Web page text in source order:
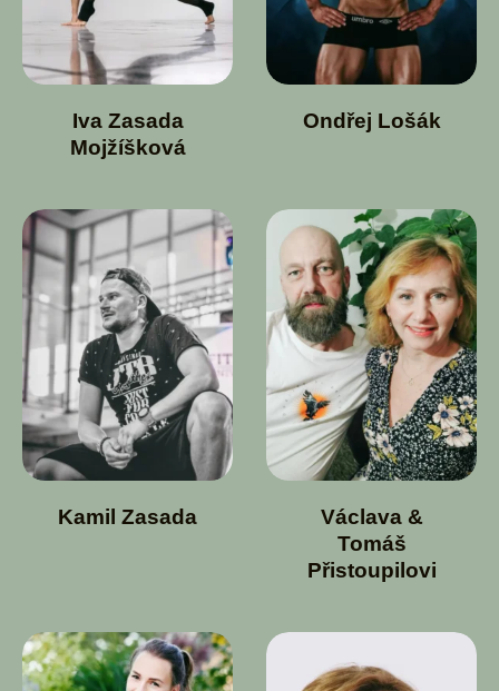
Iva Zasada
Mojžíšková
Ondřej Lošák
Kamil Zasada
Václava &
Tomáš
Přistoupilovi